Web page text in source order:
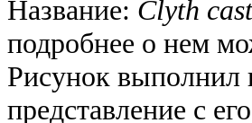
Название: Clyth
подробнее о нем
Рисунок выполнил
представление с